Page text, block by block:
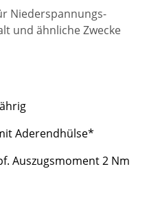
Niederspannungs-
und ähnliche Zwecke
Aderendhülse*
Auszugsmoment 2 Nm